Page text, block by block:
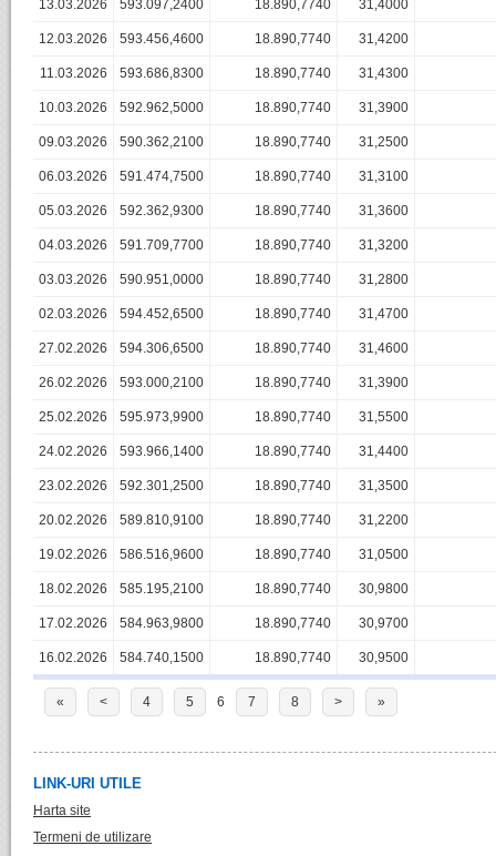
13.03.2026 593.097,2400 18.890,7740 31,4000
12.03.2026 593.456,4600 18.890,7740 31,4200
11.03.2026 593.686,8300 18.890,7740 31,4300
10.03.2026 592.962,5000 18.890,7740 31,3900
09.03.2026 590.362,2100 18.890,7740 31,2500
06.03.2026 591.474,7500 18.890,7740 31,3100
05.03.2026 592.362,9300 18.890,7740 31,3600
04.03.2026 591.709,7700 18.890,7740 31,3200
03.03.2026 590.951,0000 18.890,7740 31,2800
02.03.2026 594.452,6500 18.890,7740 31,4700
27.02.2026 594.306,6500 18.890,7740 31,4600
26.02.2026 593.000,2100 18.890,7740 31,3900
25.02.2026 595.973,9900 18.890,7740 31,5500
24.02.2026 593.966,1400 18.890,7740 31,4400
23.02.2026 592.301,2500 18.890,7740 31,3500
20.02.2026 589.810,9100 18.890,7740 31,2200
19.02.2026 586.516,9600 18.890,7740 31,0500
18.02.2026 585.195,2100 18.890,7740 30,9800
17.02.2026 584.963,9800 18.890,7740 30,9700
16.02.2026 584.740,1500 18.890,7740 30,9500
« < 4 5 6 7 8 > »
LINK-URI UTILE
Harta site
Termeni de utilizare